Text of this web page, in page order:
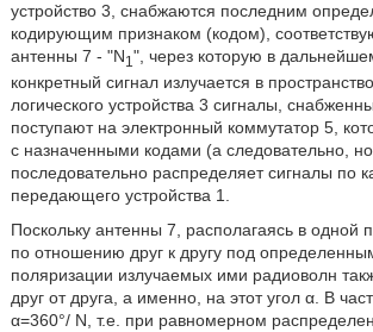
устройство 3, снабжаются последним
кодирующим признаком (кодом),
антенны 7 - "N1 ", через которую в
конкретный сигнал излучается в
логического устройства 3 сигналы,
поступают на электронный коммутатор 5,
с назначенными кодами (а следовательно,
последовательно распределяет сигналы по
передающего устройства 1.
Поскольку антенны 7, располагаясь в одной
по отношению друг к другу под
поляризации излучаемых ими радиоволн
друг от друга, а именно, на этот угол α. В
α=360°/ N, т.е. при равномерном